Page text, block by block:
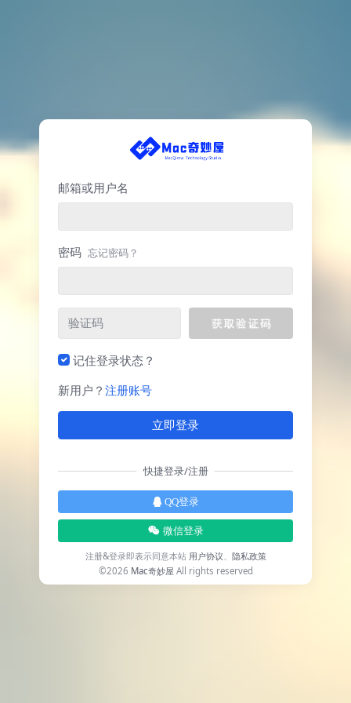
邮箱或用户名
密码 忘记密码？
记住登录状态？
新用户？ 注册账号
立即登录
快捷登录/注册
QQ登录
微信登录
注册&登录即表示同意本站 用户协议
隐私政策
©2026 Mac奇妙屋 All rights reserved